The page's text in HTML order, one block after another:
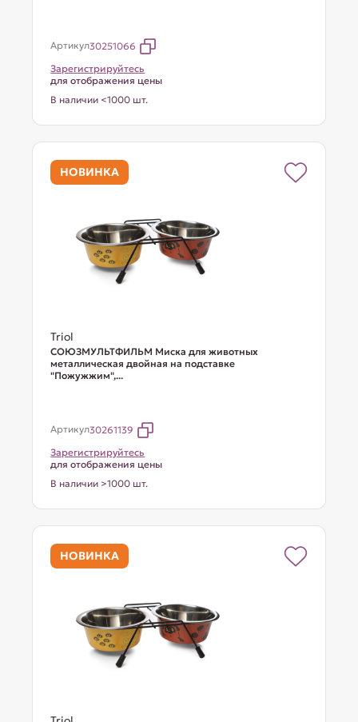
Артикул30251066
Зарегистрируйтесь
для отображения цены
В наличии <1000 шт.
НОВИНКА
Triol
СОЮЗМУЛЬТФИЛЬМ Миска для животных
металлическая двойная на подставке
"Пожужжим",...
Артикул30261139
Зарегистрируйтесь
для отображения цены
В наличии >1000 шт.
НОВИНКА